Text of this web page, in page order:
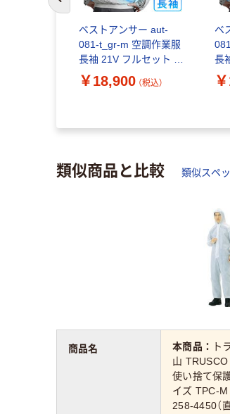
ベストアンサー aut-
081-t_gr-m 空調作業服
長袖 21V フルセット グ
レー M 1セット（直送
品）
￥18,900 （税込）
ベ
長
ウ
前のスライドへ
類似商品と比較 類似スペ
本商品：
ト
山
使い捨て保
イズ TPC-M
258-4450（
商品名